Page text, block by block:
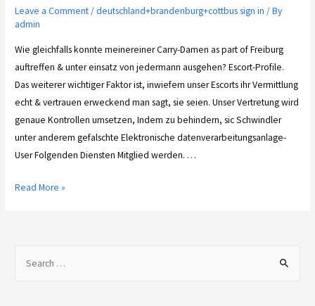
Leave a Comment/deutschland+brandenburg+cottbus sign in / By
admin
Wie gleichfalls konnte meinereiner Carry-Damen as part of Freiburg
auftreffen & unter einsatz von jedermann ausgehen? Escort-Profile.
Das weiterer wichtiger Faktor ist, inwiefern unser Escorts ihr Vermittlung
echt & vertrauen erweckend man sagt, sie seien. Unser Vertretung wird
genaue Kontrollen umsetzen, Indem zu behindern, sic Schwindler
unter anderem gefalschte Elektronische datenverarbeitungsanlage-
User Folgenden Diensten Mitglied werden. …
Read More »